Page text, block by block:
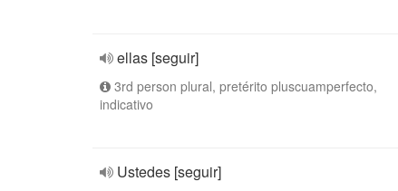
ellas [seguir]
3rd person plural, pretérito pluscuamperfecto,
indicativo
Ustedes [seguir]